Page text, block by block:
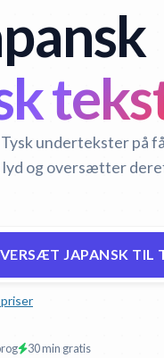
undertekster på få
lyd og oversætter
JAPANSK TIL
30 min gratis